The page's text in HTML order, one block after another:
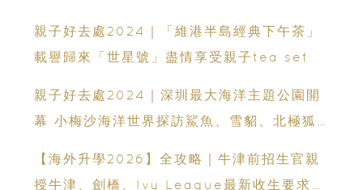
親子好去處2024｜「維港半島經典下午茶」
載譽歸來「世星號」盡情享受親子tea set
親子好去處2024｜深圳最大海洋主題公園開
幕 小梅沙海洋世界探訪鯊魚、雪貂、北極狐
【海外升學2026】全攻略｜牛津前招生官親
授牛津、劍橋、Ivy League最新收生要求｜